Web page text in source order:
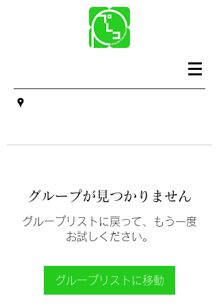
グループが見つかりません
グループリストに戻って、もう一度
お試しください。
グループリストに移動